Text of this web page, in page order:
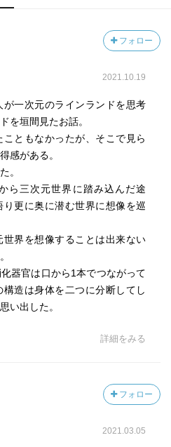
フォロー
2021.10.19
一次元のラインランドを思考
を垣間見たお話。
ともなかったが、そこで見ら
感がある。
。
ら三次元世界に踏み込んだ途
更に奥に潜む世界に想像を巡
界を想像することは出来ない
器官は口から1本でつながって
造は身体を二つに分断してし
い出した。
詳細をみる
フォロー
2021.03.05